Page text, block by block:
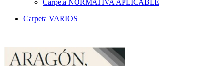
Carpeta NORMATIVA APLICABLE
Carpeta VARIOS